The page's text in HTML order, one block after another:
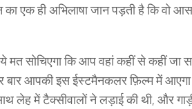
एक ही अभिलाषा जान पड़ती है कि वो
मत सोचिएगा कि आप वहां कहीं से कहीं
बार आपकी इस ईस्टमैनकलर फ़िल्म में
लेह में टैक्सीवालों ने लड़ाई की थी, और